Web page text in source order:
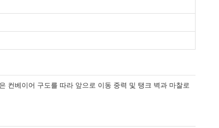
컨베이어 구도를 따라 앞으로 이동 중력 및 탱크 벽과 마찰로